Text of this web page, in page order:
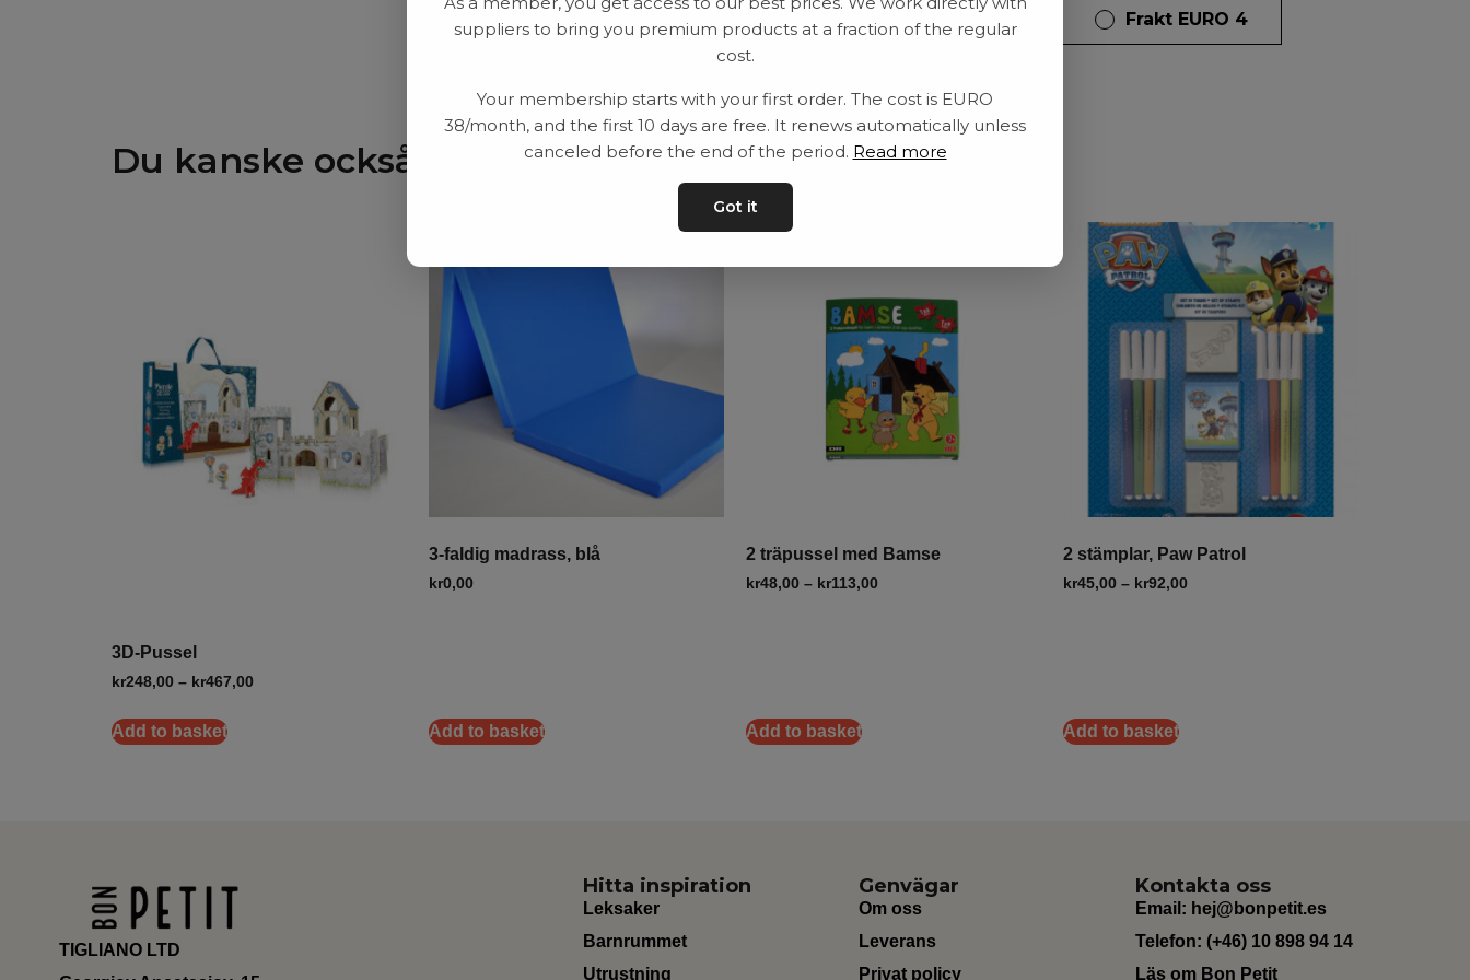
Leveranstid: 2-10 dagar Frakt EURO 4
Du kanske också gillar
3D-Pussel
kr248,00 – kr467,00
Add to basket
3-faldig madrass, blå
kr0,00
Add to basket
2 träpussel med Bamse
kr48,00 – kr113,00
Add to basket
2 stämplar, Paw Patrol
kr45,00 – kr92,00
Add to basket
TIGLIANO LTD
Hitta inspiration
Leksaker
Barnrummet
Utrustning
Genvägar
Om oss
Leverans
Privat policy
Kontakta oss
Email: hej@bonpetit.es
Telefon: (+46) 10 898 94 14
Läs om Bon Petit
suppliers to bring you premium products at a fraction of the regular
cost.
Your membership starts with your first order. The cost is EURO
38/month, and the first 10 days are free. It renews automatically unless
canceled before the end of the period. Read more
Got it